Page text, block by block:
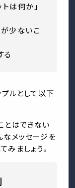
は何か」
が少ないこ
る
プルとして以下
とはできない
なメッセージを
ましょう。